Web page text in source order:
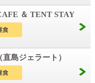
＆ TENT STAY
直島ジェラート）